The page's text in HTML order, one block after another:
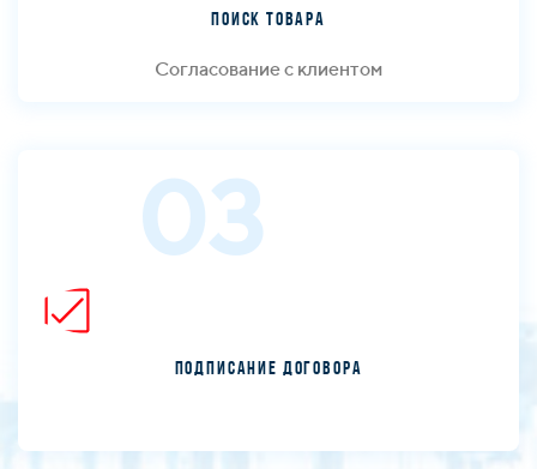
Поиск товара
Согласование с клиентом
03
Подписание договора